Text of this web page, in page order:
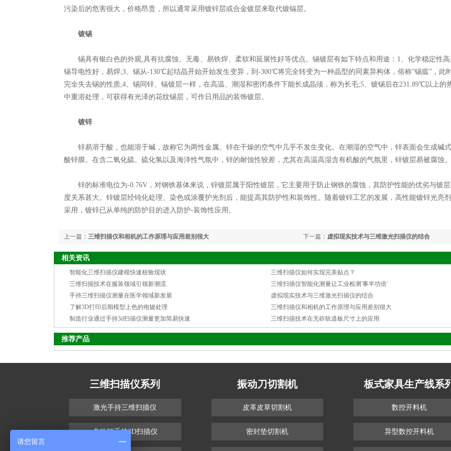
污染后的危害很大，价格昂贵，所以通常采用镀锌层或合金镀层来取代镀镉层。
镀锡
锡具有银白色的外观,具有抗腐蚀、无毒、易铁焊、柔软和延展性好等优点。锡镀层有如下特点和用途：1、化学稳定性高
锡导电性好，易焊;3、锡从-130℃起结晶开始开始发生变异，到-300℃将完全转变为一种晶型的同素异构体，俗称”锡瘟”，此
完全失去锡的性质;4、锡同锌、镉镀层一样，在高温、潮湿和密闭条件下能长成晶须，称为长毛;5、镀锡后在231.89℃以上的
中重溶处理，可获得有光泽的花纹锡层，可作日用品的装饰镀层。
镀锌
锌易溶于酸，也能溶于碱，故称它为两性金属。锌在干燥的空气中几乎不发生变化。在潮湿的空气中，锌表面会生成碱
酸锌膜。在含二氧化硫、硫化氢以及海洋性气氛中，锌的耐蚀性较差，尤其在高温高湿含有机酸的气氛里，锌镀层易被腐蚀。
锌的标准电位为-0.76V，对钢铁基体来说，锌镀层属于阳性镀层，它主要用于防止钢铁的腐蚀，其防护性能的优劣与镀
度关系甚大。锌镀层经钝化处理、染色或涂覆护光剂后，能提高其防护性和装饰性。随着镀锌工艺的发展，高性能镀锌光亮
采用，镀锌已从单纯的防护目的进入防护-装饰性应用。
下一篇： 虚拟现实技术与三维激光扫描仪的结合
上一篇： 三维扫描仪和相机的工作原理与应用差别很大
相关资讯
智能化三维扫描仪建模快速校验现状
三维扫描仪如何实现完美贴点？
三维扫描技术在服装领域引领新潮流
三维扫描仪智能化测量让工业检测'事半功倍'
手持三维扫描仪测量在医学领域新发展
虚拟现实技术与三维激光扫描仪的结合
了解3D打印后期模型上色的电镀处理
三维扫描仪和相机的工作原理与应用差别很大
制造行业通过手持3d扫描仪测量更加简易快速
三维扫描技术在无砟轨道板尺寸上的应用
推荐产品
三维扫描仪系列
激光手持三维扫描仪
多功能手持3D扫描仪
振动刀切割机
皮革皮草切割机
密封垫切割机
板式家具生产线系
数控开料机
异型数控开料机
请您留言